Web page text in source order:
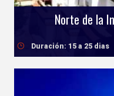
Norte de la
Duración: 15 a 25 dias